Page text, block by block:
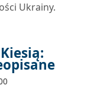
Ukrainy.